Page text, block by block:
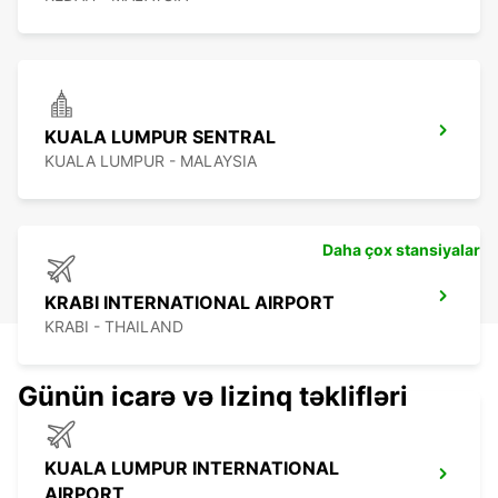
KUALA LUMPUR SENTRAL
KUALA LUMPUR - MALAYSIA
KRABI INTERNATIONAL AIRPORT
KRABI - THAILAND
KUALA LUMPUR INTERNATIONAL
Daha çox stansiyalar
Günün icarə və lizinq təklifləri